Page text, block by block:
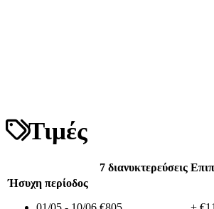
Τιμές
7 διανυκτερεύσεις
Ήσυχη περίοδος